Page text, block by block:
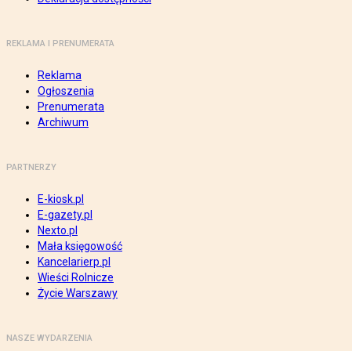
REKLAMA I PRENUMERATA
Reklama
Ogłoszenia
Prenumerata
Archiwum
PARTNERZY
E-kiosk.pl
E-gazety.pl
Nexto.pl
Mała księgowość
Kancelarierp.pl
Wieści Rolnicze
Życie Warszawy
NASZE WYDARZENIA